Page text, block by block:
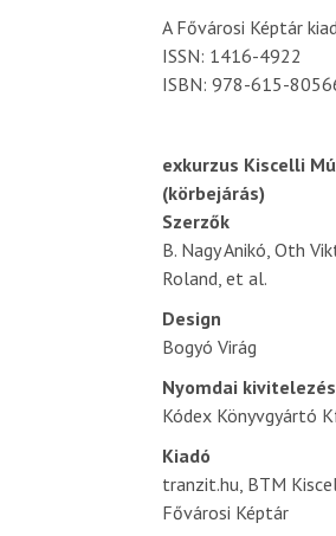
A Fővárosi Képtár
ISSN: 1416-4922
ISBN: 978-615-
exkurzus Kiscelli
(körbejárás)
Szerzők
B. Nagy Anikó, Oth
Roland, et al.
Design
Bogyó Virág
Nyomdai kivitelezés
Kódex Könyvgyártó
Kiadó
tranzit.hu, BTM
Fővárosi Képtár